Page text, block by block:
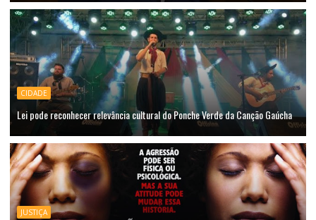
CIDADE
Lei pode reconhecer relevância cultural do Ponche Verde da Canção Gaúcha
JUSTIÇA